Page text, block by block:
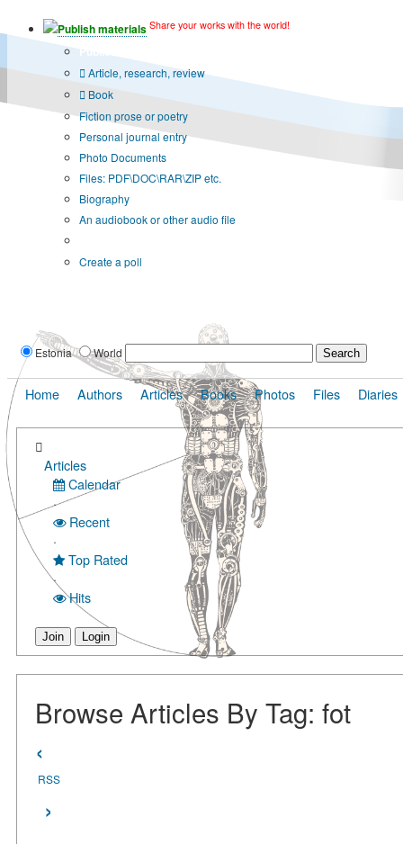
Publish materials Share your works with the world!
Publication type?
Article, research, review
Book
Fiction prose or poetry
Personal journal entry
Photo Documents
Files: PDF\DOC\RAR\ZIP etc.
Biography
An audiobook or other audio file
Create a poll
Estonia World
Home Authors Articles Books Photos Files Diaries
Articles
Calendar
·
Recent
·
Top Rated
·
Hits
Join Login
Browse Articles By Tag: fot
‹
RSS
›